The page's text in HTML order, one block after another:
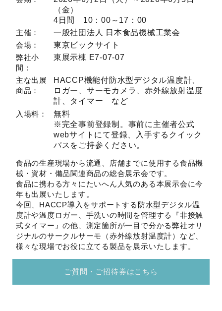
（金）
4日間 10：00～17：00
主催： 一般社団法人 日本食品機械工業会
会場： 東京ビックサイト
弊社小
間：
東展示棟 E7-07-07
主な出展
商品：
HACCP機能付防水型デジタル温度計、
ロガー、サーモカメラ、赤外線放射温度
計、タイマー など
入場料：
無料
※完全事前登録制。事前に主催者公式
webサイトにて登録、入手するクイック
パスをご持参ください。
食品の生産現場から流通、店舗までに使用する食品機
械・資材・備品関連商品の総合展示会です。
食品に携わる方々にたいへん人気のある本展示会に今
年も出展いたします。
今回、HACCP導入をサポートする防水型デジタル温
度計や温度ロガー、手洗いの時間を管理する『非接触
式タイマー』の他、測定箇所が一目で分かる弊社オリ
ジナルのサークルサーモ（赤外線放射温度計）など、
様々な現場でお役に立てる製品を展示いたします。
ご質問・ご招待券はこちら